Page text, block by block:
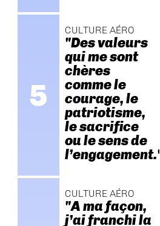
CULTURE AÉRO
"Des valeurs
qui me sont
chères
comme le
courage, le
patriotisme,
le sacrifice
ou le sens de
l’engagement."
CULTURE AÉRO
"A ma façon,
j’ai franchi la